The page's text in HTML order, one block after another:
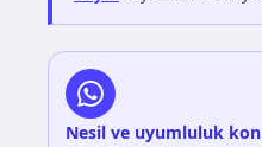
Nesil ve uyumluluk